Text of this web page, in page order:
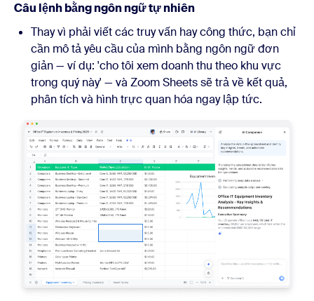
Câu lệnh bằng ngôn ngữ tự nhiên
Thay vì phải viết các truy vấn hay công thức, bạn chỉ
cần mô tả yêu cầu của mình bằng ngôn ngữ đơn
giản — ví dụ: 'cho tôi xem doanh thu theo khu vực
trong quý này' — và Zoom Sheets sẽ trả về kết quả,
phân tích và hình trực quan hóa ngay lập tức.